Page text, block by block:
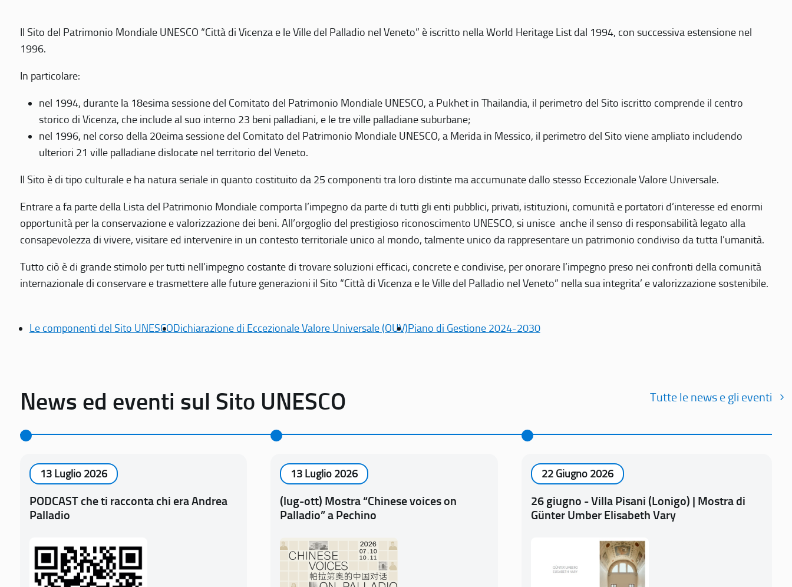
Il Sito del Patrimonio Mondiale UNESCO “Città di Vicenza e le Ville del Palladio nel Veneto” è iscritto nella World Heritage List dal 1994, con successiva estensione nel
1996.
In particolare:
nel 1994, durante la 18esima sessione del Comitato del Patrimonio Mondiale UNESCO, a Pukhet in Thailandia, il perimetro del Sito iscritto comprende il centro
storico di Vicenza, che include al suo interno 23 beni palladiani, e le tre ville palladiane suburbane;
nel 1996, nel corso della 20eima sessione del Comitato del Patrimonio Mondiale UNESCO, a Merida in Messico, il perimetro del Sito viene ampliato includendo
ulteriori 21 ville palladiane dislocate nel territorio del Veneto.
Il Sito è di tipo culturale e ha natura seriale in quanto costituito da 25 componenti tra loro distinte ma accumunate dallo stesso Eccezionale Valore Universale.
Entrare a fa parte della Lista del Patrimonio Mondiale comporta l’impegno da parte di tutti gli enti pubblici, privati, istituzioni, comunità e portatori d’interesse ed enormi
opportunità per la conservazione e valorizzazione dei beni. All’orgoglio del prestigioso riconoscimento UNESCO, si unisce anche il senso di responsabilità legato alla
consapevolezza di vivere, visitare ed intervenire in un contesto territoriale unico al mondo, talmente unico da rappresentare un patrimonio condiviso da tutta l’umanità.
Tutto ciò è di grande stimolo per tutti nell’impegno costante di trovare soluzioni efficaci, concrete e condivise, per onorare l’impegno preso nei confronti della comunità
internazionale di conservare e trasmettere alle future generazioni il Sito “Città di Vicenza e le Ville del Palladio nel Veneto” nella sua integrita’ e valorizzazione sostenibile.
Le componenti del Sito UNESCODichiarazione di Eccezionale Valore Universale (OUV)Piano di Gestione 2024-2030
News ed eventi sul Sito UNESCO Tutte le news e gli eventi
13 Luglio 2026
PODCAST che ti racconta chi era Andrea
Palladio
13 Luglio 2026
(lug-ott) Mostra “Chinese voices on
Palladio” a Pechino
22 Giugno 2026
26 giugno - Villa Pisani (Lonigo) | Mostra di
Günter Umber Elisabeth Vary